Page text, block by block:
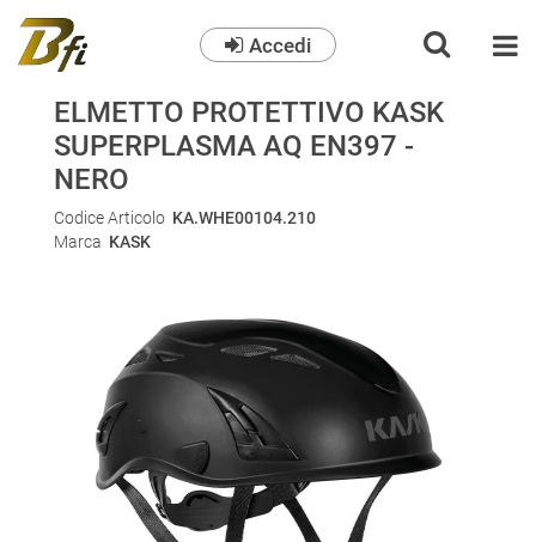
Accedi
ELMETTO PROTETTIVO KASK
SUPERPLASMA AQ EN397 -
NERO
Codice Articolo KA.WHE00104.210
Marca KASK